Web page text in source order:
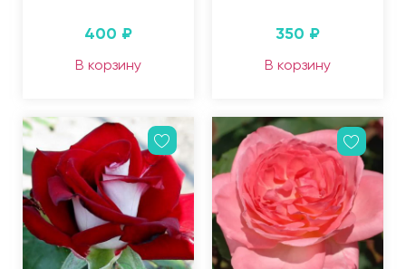
400 ₽
В корзину
350 ₽
В корзину